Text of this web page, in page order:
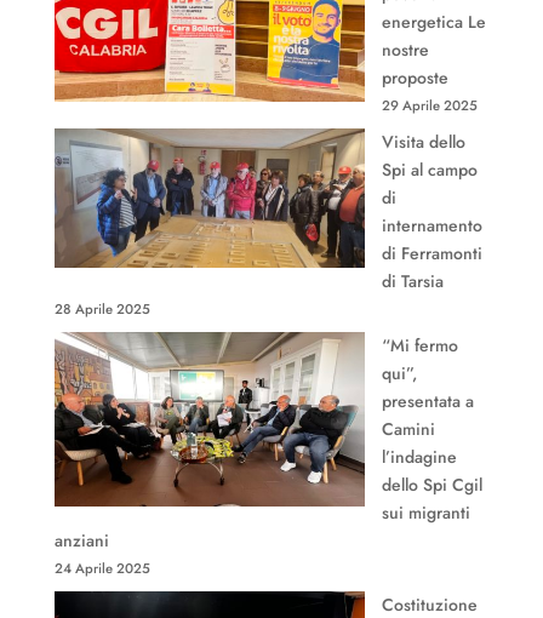
energetica Le
nostre
proposte
29 Aprile 2025
Visita dello
Spi al campo
di
internamento
di Ferramonti
di Tarsia
28 Aprile 2025
“Mi fermo
qui”,
presentata a
Camini
l’indagine
dello Spi Cgil
sui migranti
anziani
24 Aprile 2025
Costituzione